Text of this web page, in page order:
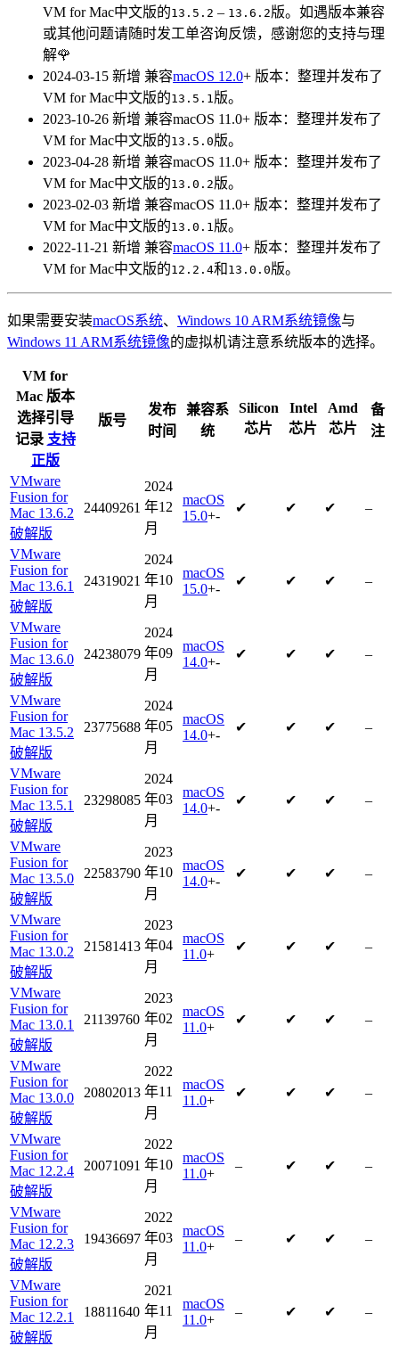
VM for Mac中文版的13.5.2 – 13.6.2版。如遇版本兼容
或其他问题请随时发工单咨询反馈，感谢您的支持与理
解🌹
2024-03-15 新增 兼容macOS 12.0+ 版本：整理并发布了
VM for Mac中文版的13.5.1版。
2023-10-26 新增 兼容macOS 11.0+ 版本：整理并发布了
VM for Mac中文版的13.5.0版。
2023-04-28 新增 兼容macOS 11.0+ 版本：整理并发布了
VM for Mac中文版的13.0.2版。
2023-02-03 新增 兼容macOS 11.0+ 版本：整理并发布了
VM for Mac中文版的13.0.1版。
2022-11-21 新增 兼容macOS 11.0+ 版本：整理并发布了
VM for Mac中文版的12.2.4和 13.0.0版。
如果需要安装macOS系统、 Windows 10 ARM系统镜像与
Windows 11 ARM系统镜像的虚拟机请注意系统版本的选择。
VM for
Mac版本
选择引导
记录 支持
正版
版号
发布
时间
兼容系
统
Silicon
芯片
Intel
芯片
Amd
芯片
备
注
VMware
Fusion for
Mac 13.6.2
破解版
24409261
2024
年12
月
macOS
15.0+-
✔ ✔ ✔ –
VMware
Fusion for
Mac 13.6.1
破解版
24319021
2024
年10
月
macOS
15.0+-
✔ ✔ ✔ –
VMware
Fusion for
Mac 13.6.0
破解版
24238079
2024
年09
月
macOS
14.0+-
✔ ✔ ✔ –
VMware
Fusion for
Mac 13.5.2
破解版
23775688
2024
年05
月
macOS
14.0+-
✔ ✔ ✔ –
VMware
Fusion for
Mac 13.5.1
破解版
23298085
2024
年03
月
macOS
14.0+-
✔ ✔ ✔ –
VMware
Fusion for
Mac 13.5.0
破解版
22583790
2023
年10
月
macOS
14.0+-
✔ ✔ ✔ –
VMware
Fusion for
Mac 13.0.2
破解版
21581413
2023
年04
月
macOS
11.0+
✔ ✔ ✔ –
VMware
Fusion for
Mac 13.0.1
破解版
21139760
2023
年02
月
macOS
11.0+
✔ ✔ ✔ –
VMware
Fusion for
Mac 13.0.0
破解版
20802013
2022
年11
月
macOS
11.0+
✔ ✔ ✔ –
VMware
Fusion for
Mac 12.2.4
破解版
20071091
2022
年10
月
macOS
11.0+
– ✔ ✔ –
VMware
Fusion for
Mac 12.2.3
破解版
19436697
2022
年03
月
macOS
11.0+
– ✔ ✔ –
VMware
Fusion for
Mac 12.2.1
破解版
18811640
2021
年11
月
macOS
11.0+
– ✔ ✔ –